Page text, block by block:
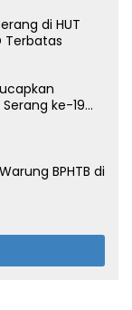
di HUT
Terbatas
ke-19
BPHTB di